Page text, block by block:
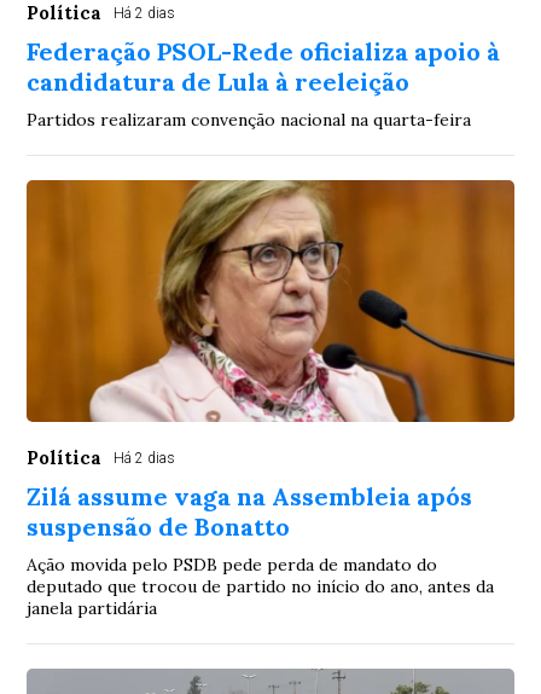
Política Há 2 dias
Federação PSOL-Rede oficializa apoio à
candidatura de Lula à reeleição
Partidos realizaram convenção nacional na quarta-feira
Política Há 2 dias
Zilá assume vaga na Assembleia após
suspensão de Bonatto
Ação movida pelo PSDB pede perda de mandato do
deputado que trocou de partido no início do ano, antes da
janela partidária